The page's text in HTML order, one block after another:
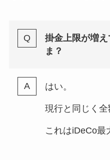
掛金上限が増
ま？
はい。
現行と同じく全
これはiDeCo最